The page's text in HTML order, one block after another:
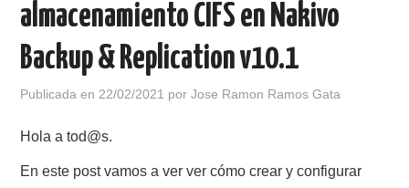
POLÍTICA DE PRIVACIDAD
almacenamiento CIFS en Nakivo
Backup & Replication v10.1
Publicada en 22/02/2021 porJose Ramon Ramos Gata
Hola a tod@s.
En este post vamos a ver ver cómo crear y configurar